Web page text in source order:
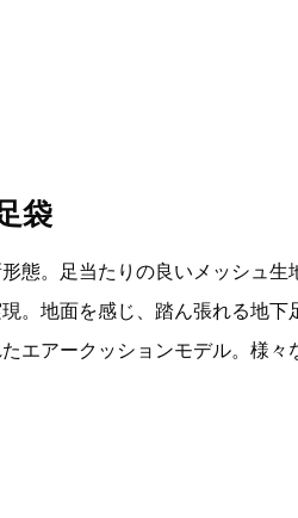
袋
態。足当たりの良いメッシュ生
。地面を感じ、踏ん張れる地下
エアークッションモデル。様々